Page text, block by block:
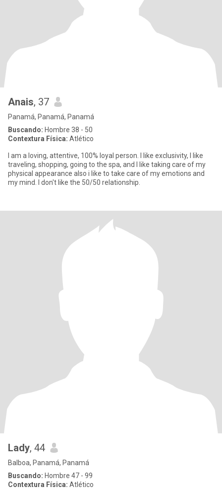
Anais, 37
Panamá, Panamá, Panamá
Buscando: Hombre 38 - 50
Contextura Física: Atlético
I am a loving, attentive, 100% loyal person. I like exclusivity, I like
traveling, shopping, going to the spa, and I like taking care of my
physical appearance also i like to take care of my emotions and
my mind. I don't like the 50/50 relationship.
Lady, 44
Balboa, Panamá, Panamá
Buscando: Hombre 47 - 99
Contextura Física: Atlético